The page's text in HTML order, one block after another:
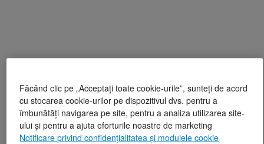
Făcând clic pe „Acceptați toate cookie-urile”, sunteți de acord
cu stocarea cookie-urilor pe dispozitivul dvs. pentru a
îmbunătăți navigarea pe site, pentru a analiza utilizarea site-
ului și pentru a ajuta eforturile noastre de marketing
Notificare privind confidențialitatea și modulele cookie